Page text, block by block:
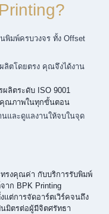
พิมพ์ครบวงจร ทั้ง Offset
ลิตโดยตรง คุณจึงได้งาน
ลิตระดับ ISO 9001
ณภาพในทุกขั้นตอน
นและดูแลงานให้จบในจุด
รงคุณค่า กับบริการรับพิมพ์
าก BPK Printing
แต่การจัดอาร์ตเวิร์คจนถึง
มิตรต่อผู้มีจิตศรัทธา